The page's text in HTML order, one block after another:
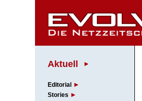
Aktuell
Editorial
Stories